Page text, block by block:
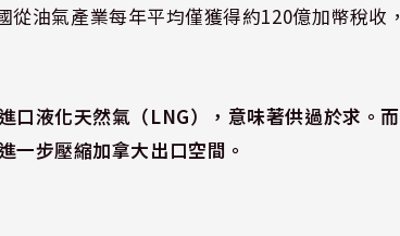
油氣產業每年平均僅獲得約120億加幣稅收，
口液化天然氣（LNG），意味著供過於求。而
一步壓縮加拿大出口空間。